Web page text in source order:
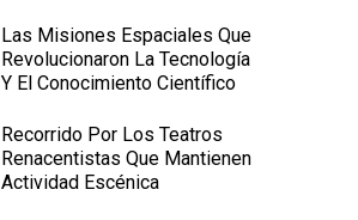
Las Misiones Espaciales Que
Revolucionaron La Tecnología
Y El Conocimiento Científico
Recorrido Por Los Teatros
Renacentistas Que Mantienen
Actividad Escénica